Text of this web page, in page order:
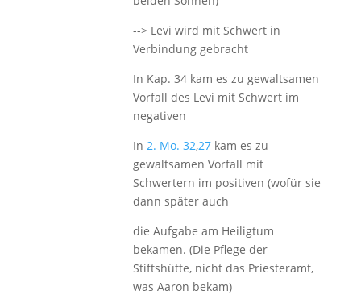
--> Levi wird mit Schwert in
Verbindung gebracht
In Kap. 34 kam es zu gewaltsamen
Vorfall des Levi mit Schwert im
negativen
In 2. Mo. 32,27kam es zu
gewaltsamen Vorfall mit
Schwertern im positiven (wofür sie
dann später auch
die Aufgabe am Heiligtum
bekamen. (Die Pflege der
Stiftshütte, nicht das Priesteramt,
was Aaron bekam)